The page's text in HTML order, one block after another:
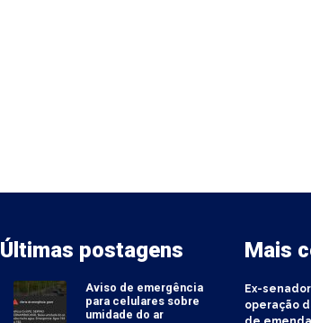
Últimas postagens
Aviso de emergência
para celulares sobre
umidade do ar
Mais
Ex-
operação